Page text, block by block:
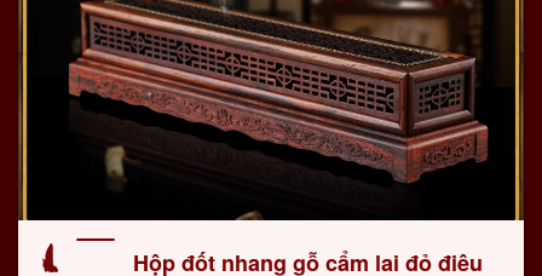
Hộp đốt nhang gỗ cẩm lai đỏ điêu